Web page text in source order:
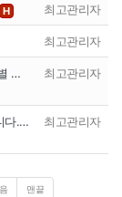
H 최고관리자
최고관리자
… 최고관리자
다.… 최고관리자
맨끝